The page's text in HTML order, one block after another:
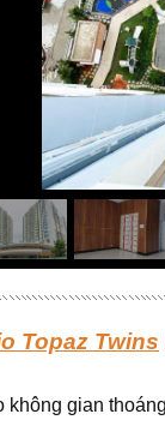
Topaz Twins
gian